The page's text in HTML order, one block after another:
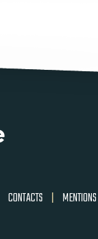
CONTACTS | MENTIONS